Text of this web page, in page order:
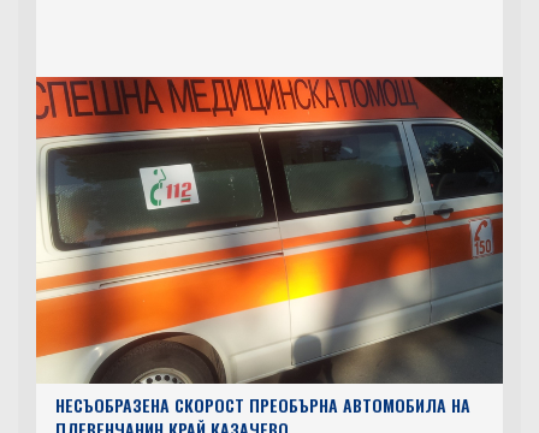
НЕСЪОБРАЗЕНА СКОРОСТ ПРЕОБЪРНА АВТОМОБИЛА НА